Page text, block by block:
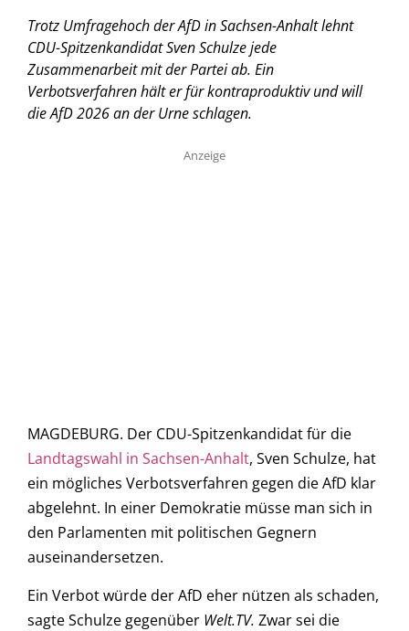
Trotz Umfragehoch der AfD in Sachsen-Anhalt lehnt
CDU-Spitzenkandidat Sven Schulze jede
Zusammenarbeit mit der Partei ab. Ein
Verbotsverfahren hält er für kontraproduktiv und will
die AfD 2026 an der Urne schlagen.
Anzeige
MAGDEBURG. Der CDU-Spitzenkandidat für die
Landtagswahl in Sachsen-Anhalt, Sven Schulze, hat
ein mögliches Verbotsverfahren gegen die AfD klar
abgelehnt. In einer Demokratie müsse man sich in
den Parlamenten mit politischen Gegnern
auseinandersetzen.
Ein Verbot würde der AfD eher nützen als schaden,
sagte Schulze gegenüber Welt.TV. Zwar sei die